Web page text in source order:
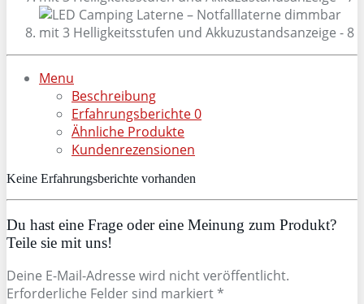
Menu
Beschreibung
Erfahrungsberichte0
Ähnliche Produkte
Kundenrezensionen
Keine Erfahrungsberichte vorhanden
Du hast eine Frage oder eine Meinung zum Produkt?
Teile sie mit uns!
Deine E-Mail-Adresse wird nicht veröffentlicht.
Erforderliche Felder sind markiert *